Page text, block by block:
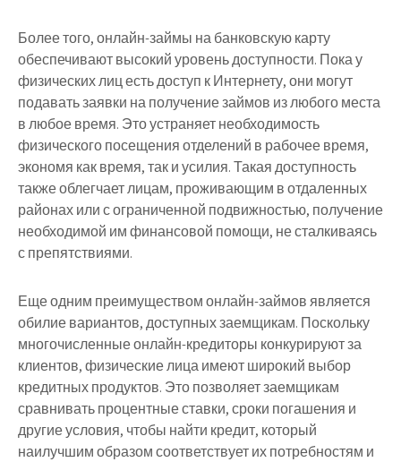
Более того, онлайн-займы на банковскую карту
обеспечивают высокий уровень доступности. Пока у
физических лиц есть доступ к Интернету, они могут
подавать заявки на получение займов из любого места
в любое время. Это устраняет необходимость
физического посещения отделений в рабочее время,
экономя как время, так и усилия. Такая доступность
также облегчает лицам, проживающим в отдаленных
районах или с ограниченной подвижностью, получение
необходимой им финансовой помощи, не сталкиваясь
с препятствиями.
Еще одним преимуществом онлайн-займов является
обилие вариантов, доступных заемщикам. Поскольку
многочисленные онлайн-кредиторы конкурируют за
клиентов, физические лица имеют широкий выбор
кредитных продуктов. Это позволяет заемщикам
сравнивать процентные ставки, сроки погашения и
другие условия, чтобы найти кредит, который
наилучшим образом соответствует их потребностям и